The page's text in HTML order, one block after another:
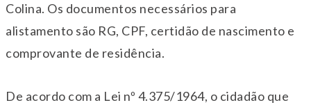
Colina. Os documentos necessários para
alistamento são RG, CPF, certidão de nascimento e
comprovante de residência.
De acordo com a Lei nº 4.375/1964, o cidadão que